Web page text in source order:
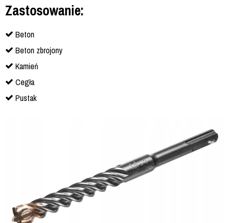
Zastosowanie:
Beton
Beton zbrojony
Kamień
Cegła
Pustak